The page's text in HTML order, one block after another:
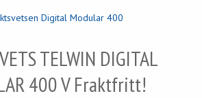
TELWIN DIGITAL
400 V Fraktfritt!